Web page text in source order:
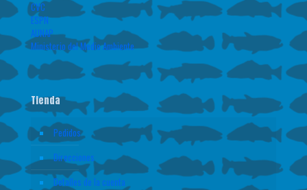
CVC
ESPN
AUNAP
Ministerio del Medio Ambiente
Tienda
Pedidos
Direcciones
Detalles de la cuenta